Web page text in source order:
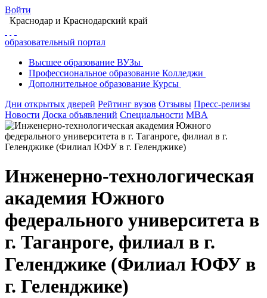
Войти
Краснодар и Краснодарский край
образовательный портал
Высшее образование ВУЗы
Профессиональное образование Колледжи
Дополнительное образование Курсы
Дни открытых дверей Рейтинг вузов Отзывы Пресс-релизы
Новости Доска объявлений Специальности MBA
Инженерно-технологическая
академия Южного
федерального университета в
г. Таганроге, филиал в г.
Геленджике (Филиал ЮФУ в
г. Геленджике)
Главная
Инженерно-технологическая академия Южного федерального университета в г.
Таганроге, филиал в г. Геленджике